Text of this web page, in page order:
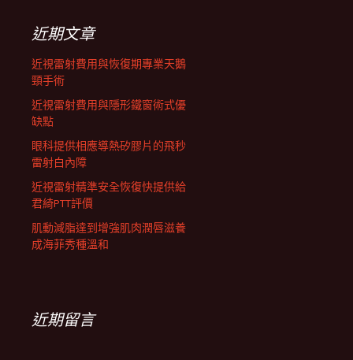
列近期文章
近視雷射費用與恢復期專業天鵝
頸手術
近視雷射費用與隱形鐵窗術式優
缺點
眼科提供相應導熱矽膠片的飛秒
雷射白內障
近視雷射精準安全恢復快提供給
君綺PTT評價
肌動減脂達到增強肌肉潤唇滋養
成海菲秀種溫和
近期留言